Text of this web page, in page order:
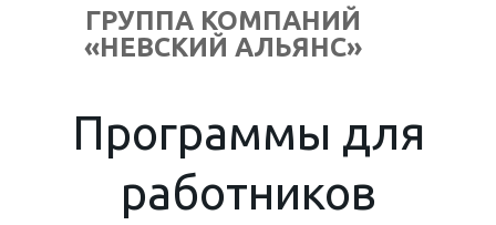
ГРУППА КОМПАНИЙ
«НЕВСКИЙ АЛЬЯНС»
Программы для
работников